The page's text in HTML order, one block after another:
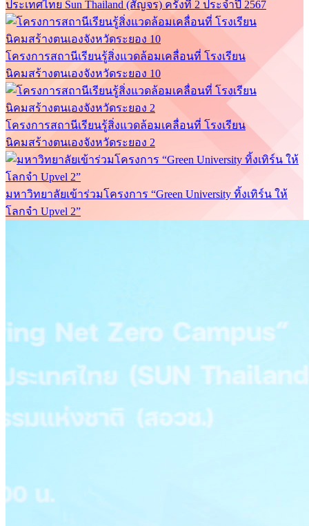
ประเทศไทย Sun Thailand (สัญจร) ครั้งที่ 2 ประจำปี 2567
โครงการสถานีเรียนรู้สิ่งแวดล้อมเคลื่อนที่ โรงเรียน
นิคมสร้างตนเองจังหวัดระยอง 10
โครงการสถานีเรียนรู้สิ่งแวดล้อมเคลื่อนที่ โรงเรียน
นิคมสร้างตนเองจังหวัดระยอง 2
มหาวิทยาลัยเข้าร่วมโครงการ “Green University ทิ้งเทิร์น ให้
โลกจำ Upvel 2”